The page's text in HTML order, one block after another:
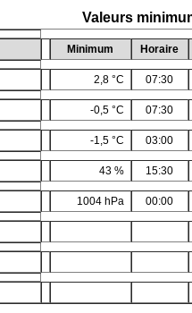
Valeurs
Minimum Horaire
2,8 °C 07:30
-0,5 °C 07:30
-1,5 °C 03:00
43 % 15:30
1004 hPa 00:00